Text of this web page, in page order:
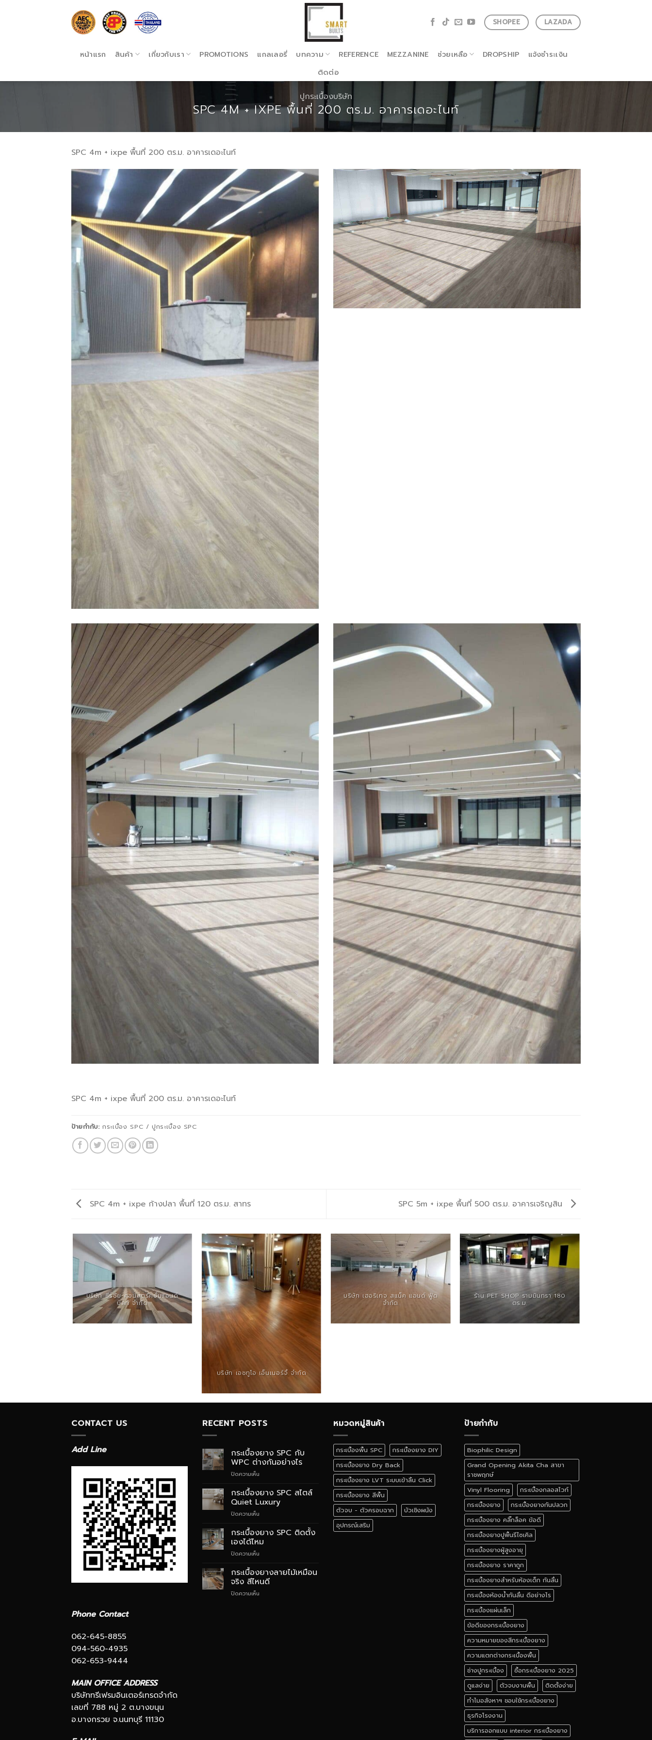
SHOPEE LAZADA
หน้าแรก สินค้า เกี่ยวกับเรา PROMOTIONS แกลเลอรี่ บทความ REFERENCE MEZZANINE ช่วยเหลือ DROPSHIP
แจ้งชำระเงิน
ติดต่อ
ปูกระเบื้องบริษัท
SPC 4M + IXPE พื้นที่ 200 ตร.ม. อาคารเดอะไนท์
SPC 4m + ixpe พื้นที่ 200 ตร.ม. อาคารเดอะไนท์
SPC 4m + ixpe พื้นที่ 200 ตร.ม. อาคารเดอะไนท์
ป้ายกำกับ: กระเบื้อง SPC / ปูกระเบื้อง SPC
SPC 4m + ixpe ก้างปลา พื้นที่ 120 ตร.ม. สาทร SPC 5m + ixpe พื้นที่ 500 ตร.ม. อาคารเจริญสิน
บริษัท ธีรชัย คอนสตรัคชั่นแอนด์
บิลท์ จำกัด
บริษัท เอชทูโอ เอ็นเนอร์จี้ จำกัด
บริษัท เฮอริเทจ สแน็ค แอนด์ ฟู้ด
จำกัด
ร้าน PET SHOP รามมินทรา 180
ตร.ม.
CONTACT US
Add Line
Phone Contact
062-645-8855
094-560-4935
062-653-9444
MAIN OFFICE ADDRESS
บริษัททรีเฟรมอินเตอร์เทรดจำกัด
เลขที่ 788 หมู่ 2 ต.บางขนุน
อ.บางกรวย จ.นนทบุรี 11130
RECENT POSTS
กระเบื้องยาง SPC กับ
WPC ต่างกันอย่างไร
ปิดความเห็น
ยาง
SPC
กับ
กัน
อย่างไร
กระเบื้องยาง SPC สไตล์
Quiet Luxury
ปิดความเห็น
ยาง
SPC
สไตล์
กระเบื้องยาง SPC ติดตั้ง
เองได้ไหม
ปิดความเห็น
ยาง
SPC
ติด
กระเบื้องยางลายไม้เหมือน
จริง สีไหนดี
ปิดความเห็น
หมวดหมู่สินค้า
กระเบื้องพื้น SPC
กระเบื้องยาง DIY
กระเบื้องยาง Dry Back
กระเบื้องยาง LVT ระบบเข้าลิ้น Click
กระเบื้องยาง สีพื้น
ตัวจบ - ตัวครอบฉาก
บัวเชิงผนัง
อุปกรณ์เสริม
ป้ายกำกับ
Biophilic Design
Grand Opening Akita Cha สาขา
ราชพฤกษ์
Vinyl Flooring
กระเบื้องกลอสไวท์
กระเบื้องยาง
กระเบื้องยางกันปลวก
กระเบื้องยาง คลิ๊กล็อค ข้อดี
กระเบื้องยางปูพื้นรีไซเคิล
กระเบื้องยางผู้สูงอายุ
กระเบื้องยาง ราคาถูก
กระเบื้องยางสําหรับห้องเด็ก กันลื่น
กระเบื้องห้องน้ำกันลื่น ดีอย่างไร
กระเบื้องแผ่นเล็ก
ข้อดีของกระเบื้องยาง
ความหมายของสีกระเบื้องยาง
ความแตกต่างกระเบื้องพื้น
ช่างปูกระเบื้อง
ซื้อกระเบื้องยาง 2025
ดูแลง่าย
ตัวจบงานพื้น
ติดตั้งง่าย
ทำไมอสังหาฯ ชอบใช้กระเบื้องยาง
ธุรกิจโรงงาน
บริการออกแบบ interior กระเบื้องยาง